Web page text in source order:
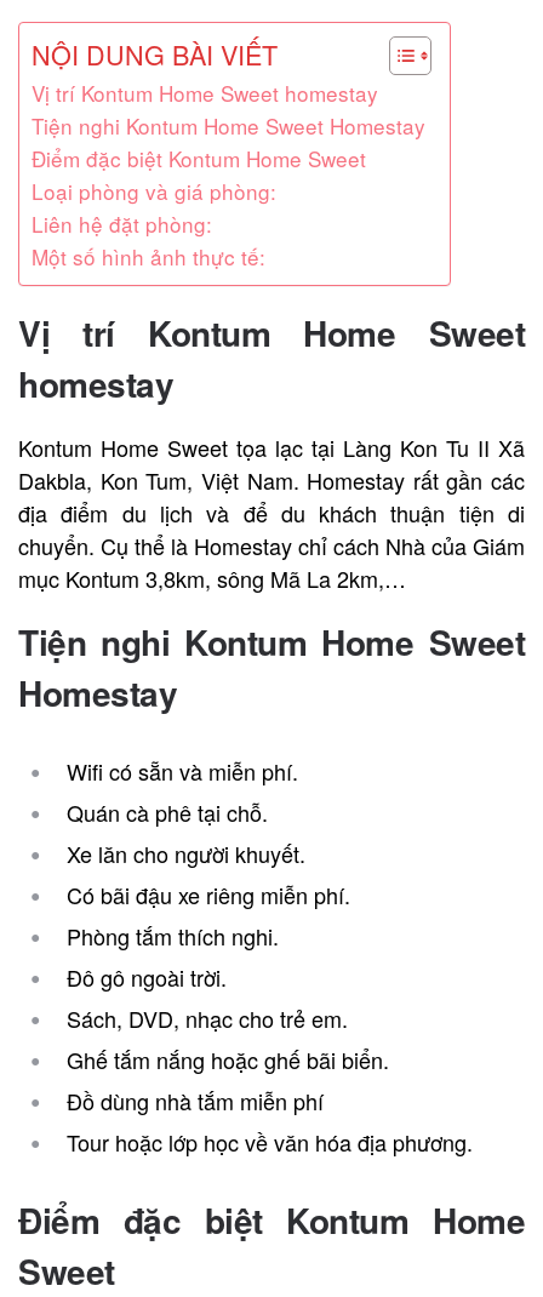
NỘI DUNG BÀI VIẾT
Vị trí Kontum Home Sweet homestay
Tiện nghi Kontum Home Sweet Homestay
Điểm đặc biệt Kontum Home Sweet
Loại phòng và giá phòng:
Liên hệ đặt phòng:
Một số hình ảnh thực tế:
Vị trí Kontum Home Sweet
homestay
Kontum Home Sweet tọa lạc tại Làng Kon Tu II Xã
Dakbla, Kon Tum, Việt Nam. Homestay rất gần các
địa điểm du lịch và để du khách thuận tiện di
chuyển. Cụ thể là Homestay chỉ cách Nhà của Giám
mục Kontum 3,8km, sông Mã La 2km,…
Tiện nghi Kontum Home Sweet
Homestay
Wifi có sẵn và miễn phí.
Quán cà phê tại chỗ.
Xe lăn cho người khuyết.
Có bãi đậu xe riêng miễn phí.
Phòng tắm thích nghi.
Đô gô ngoài trời.
Sách, DVD, nhạc cho trẻ em.
Ghế tắm nắng hoặc ghế bãi biển.
Đồ dùng nhà tắm miễn phí
Tour hoặc lớp học về văn hóa địa phương.
Điểm đặc biệt Kontum Home
Sweet